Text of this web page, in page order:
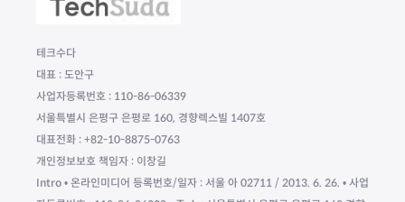
테크수다
대표 : 도안구
사업자등록번호 : 110-86-06339
서울특별시 은평구 은평로 160, 경향렉스빌 1407호
대표전화 : +82-10-8875-0763
개인정보보호 책임자 : 이창길
Intro • 온라인미디어 등록번호/일자 : 서울 아 02711 / 2013. 6. 26. • 사업